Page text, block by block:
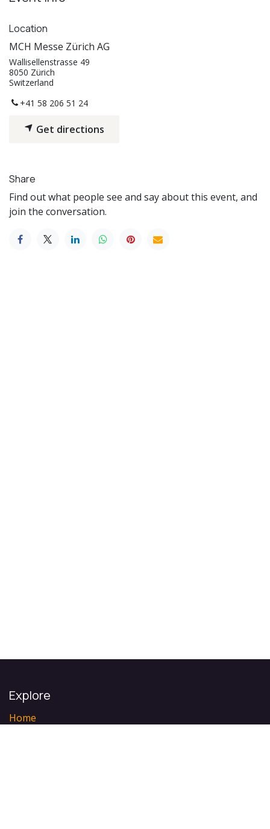
Location
MCH Messe Zürich AG
Wallisellenstrasse 49
8050 Zürich
Switzerland
+41 58 206 51 24
Get directions
Share
Find out what people see and say about this event, and
join the conversation.
Explore
Home